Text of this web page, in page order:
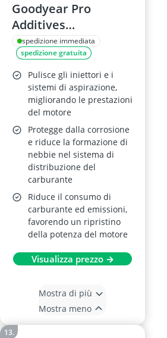
Goodyear Pro
Additives
Detergente per
Catalizzatori 300ml
spedizione immediata
spedizione gratuita
Pulisce gli iniettori e i
sistemi di aspirazione,
migliorando le prestazioni
del motore
Protegge dalla corrosione
e riduce la formazione di
nebbie nel sistema di
distribuzione del
carburante
Riduce il consumo di
carburante ed emissioni,
favorendo un ripristino
della potenza del motore
Visualizza prezzo →
Mostra di più
Mostra meno